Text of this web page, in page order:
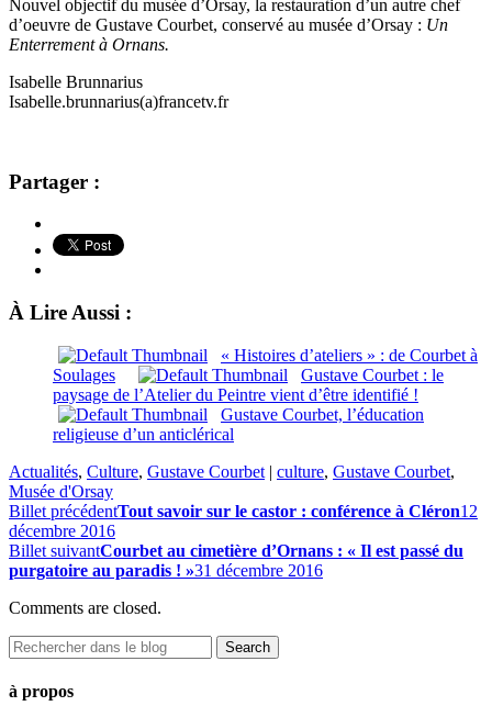
Nouvel objectif du musée d’Orsay, la restauration d’un autre chef
d’oeuvre de Gustave Courbet, conservé au musée d’Orsay : Un
Enterrement à Ornans.
Isabelle Brunnarius
Isabelle.brunnarius(a)francetv.fr
Partager :
À Lire Aussi :
« Histoires d’ateliers » : de Courbet à
Soulages
Gustave Courbet : le
paysage de l’Atelier du Peintre vient d’être identifié !
Gustave Courbet, l’éducation
religieuse d’un anticlérical
Actualités, Culture, Gustave Courbet | culture, Gustave Courbet,
Musée d'Orsay
Billet précédentTout savoir sur le castor : conférence à Cléron12
décembre 2016
Billet suivantCourbet au cimetière d’Ornans : « Il est passé du
purgatoire au paradis ! »31 décembre 2016
Comments are closed.
à propos